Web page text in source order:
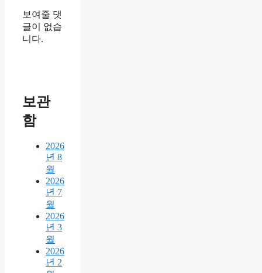
보여줄 댓
글이 없습
니다.
보관
함
2026
년 8
월
2026
년 7
월
2026
년 3
월
2026
년 2